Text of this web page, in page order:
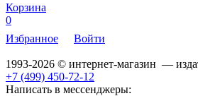
Корзина
0
Избранное
Войти
1993-2026 © интернет-магазин —
+7 (499) 450-72-12
Написать в мессенджеры: